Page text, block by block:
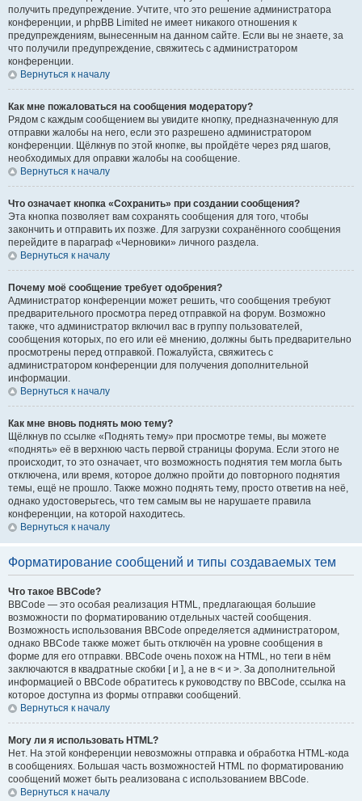
получить предупреждение. Учтите, что это решение администратора
конференции, и phpBB Limited не имеет никакого отношения к
предупреждениям, вынесенным на данном сайте. Если вы не знаете, за
что получили предупреждение, свяжитесь с администратором
конференции.
Вернуться к началу
Как мне пожаловаться на сообщения модератору?
Рядом с каждым сообщением вы увидите кнопку, предназначенную для
отправки жалобы на него, если это разрешено администратором
конференции. Щёлкнув по этой кнопке, вы пройдёте через ряд шагов,
необходимых для оправки жалобы на сообщение.
Вернуться к началу
Что означает кнопка «Сохранить» при создании сообщения?
Эта кнопка позволяет вам сохранять сообщения для того, чтобы
закончить и отправить их позже. Для загрузки сохранённого сообщения
перейдите в параграф «Черновики» личного раздела.
Вернуться к началу
Почему моё сообщение требует одобрения?
Администратор конференции может решить, что сообщения требуют
предварительного просмотра перед отправкой на форум. Возможно
также, что администратор включил вас в группу пользователей,
сообщения которых, по его или её мнению, должны быть предварительно
просмотрены перед отправкой. Пожалуйста, свяжитесь с
администратором конференции для получения дополнительной
информации.
Вернуться к началу
Как мне вновь поднять мою тему?
Щёлкнув по ссылке «Поднять тему» при просмотре темы, вы можете
«поднять» её в верхнюю часть первой страницы форума. Если этого не
происходит, то это означает, что возможность поднятия тем могла быть
отключена, или время, которое должно пройти до повторного поднятия
темы, ещё не прошло. Также можно поднять тему, просто ответив на неё,
однако удостоверьтесь, что тем самым вы не нарушаете правила
конференции, на которой находитесь.
Вернуться к началу
Форматирование сообщений и типы создаваемых тем
Что такое BBCode?
BBCode — это особая реализация HTML, предлагающая большие
возможности по форматированию отдельных частей сообщения.
Возможность использования BBCode определяется администратором,
однако BBCode также может быть отключён на уровне сообщения в
форме для его отправки. BBCode очень похож на HTML, но теги в нём
заключаются в квадратные скобки [ и ], а не в < и >. За дополнительной
информацией о BBCode обратитесь к руководству по BBCode, ссылка на
которое доступна из формы отправки сообщений.
Вернуться к началу
Могу ли я использовать HTML?
Нет. На этой конференции невозможны отправка и обработка HTML-кода
в сообщениях. Большая часть возможностей HTML по форматированию
сообщений может быть реализована с использованием BBCode.
Вернуться к началу